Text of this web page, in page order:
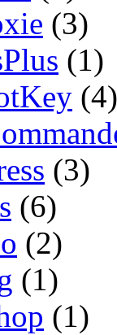
(3)
(1)
(4)
(3)
(6)
(2)
(1)
(1)